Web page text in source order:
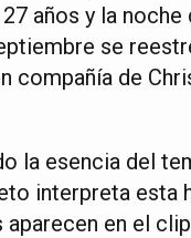
años y la noche
se
compañía de
la esencia del
interpreta esta
aparecen en el